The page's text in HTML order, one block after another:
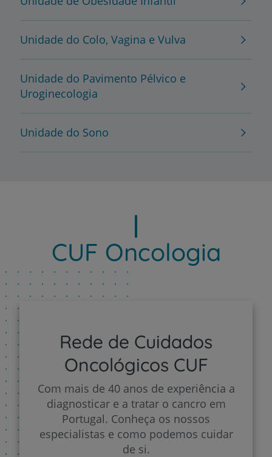
Unidade do Colo, Vagina e Vulva
Unidade do Pavimento Pélvico e
Uroginecologia
Unidade do Sono
CUF Oncologia
Rede de Cuidados
Oncológicos CUF
Com mais de 40 anos de experiência a
diagnosticar e a tratar o cancro em
Portugal. Conheça os nossos
especialistas e como podemos cuidar
de si.